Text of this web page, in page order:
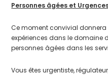
Personnes âgées et
Ce moment convivial donnera
expériences dans le domaine
personnes âgées dans les
Vous êtes urgentiste,